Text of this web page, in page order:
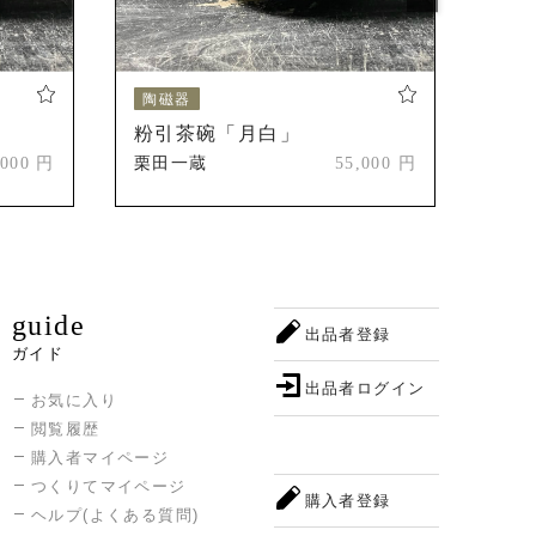
円
陶磁器
粉引茶碗「月白」
栗田一蔵 55,000 円
guide
ガイド
お気に入り
閲覧履歴
購入者マイページ
つくりてマイページ
ヘルプ(よくある質問)
出品者登録
出品者ログイン
購入者登録